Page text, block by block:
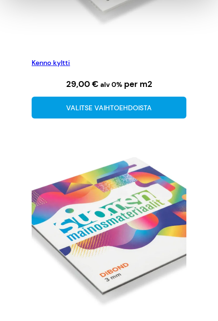
Kenno kyltti
29,00€ alv 0%per m2
VALITSE VAIHTOEHDOISTA